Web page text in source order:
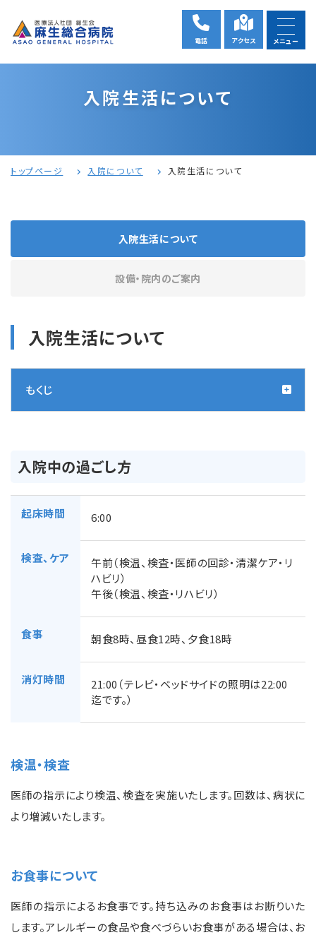
電話 アクセス メニュー
入院生活について
トップページ 入院について 入院生活について
入院生活について
設備・院内のご案内
入院生活について
もくじ
入院中の過ごし方
起床時間 6:00
検査、ケア
午前（検温、検査・医師の回診・清潔ケア・リ
ハビリ）
午後（検温、検査・リハビリ）
食事 朝食8時、昼食12時、夕食18時
消灯時間
21:00（テレビ・ベッドサイドの照明は22:00
迄です。）
検温・検査
医師の指示により検温、検査を実施いたします。回数は、病状に
より増減いたします。
お食事について
医師の指示によるお食事です。持ち込みのお食事はお断りいた
します。アレルギーの食品や食べづらいお食事がある場合は、お